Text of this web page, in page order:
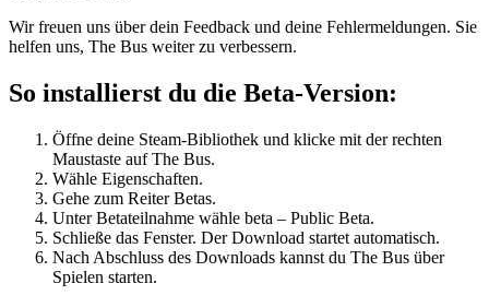
Wir freuen uns über dein Feedback und deine Fehlermeldungen. Sie
helfen uns, The Bus weiter zu verbessern.
So installierst du die Beta-Version:
Öffne deine Steam-Bibliothek und klicke mit der rechten
Maustaste auf The Bus.
Wähle Eigenschaften.
Gehe zum Reiter Betas.
Unter Betateilnahme wähle beta – Public Beta.
Schließe das Fenster. Der Download startet automatisch.
Nach Abschluss des Downloads kannst du The Bus über
Spielen starten.